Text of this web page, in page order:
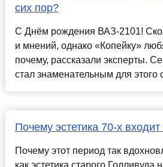
сих пор?
С Днём рождения ВАЗ-2101!
и мнений, однако «Копейку»
почему, рассказали эксперты.
стал знаменательным для этого
Почему эстетика 70-х
Почему этот период так
как эстетика старого Голливуда